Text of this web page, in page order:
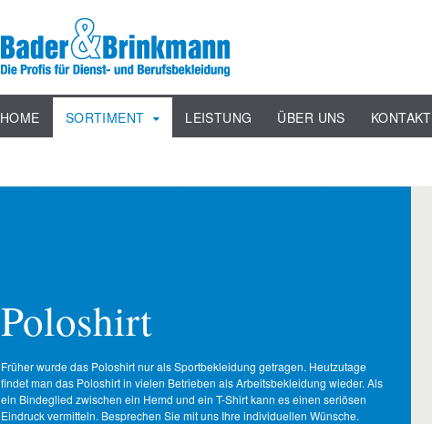
HOME SORTIMENT LEISTUNG ÜBER UNS KONTAKT
Poloshirt
Früher wurde das Poloshirt nur als Sportbekleidung getragen. Heutzutage
findet man das Poloshirt in vielen Betrieben als Arbeitsbekleidung wieder. Als
ein Bindeglied zwischen ein Hemd und ein T-Shirt kann es einen seriösen
Eindruck vermitteln. Besprechen Sie mit uns Ihre individuellen Wünsche.